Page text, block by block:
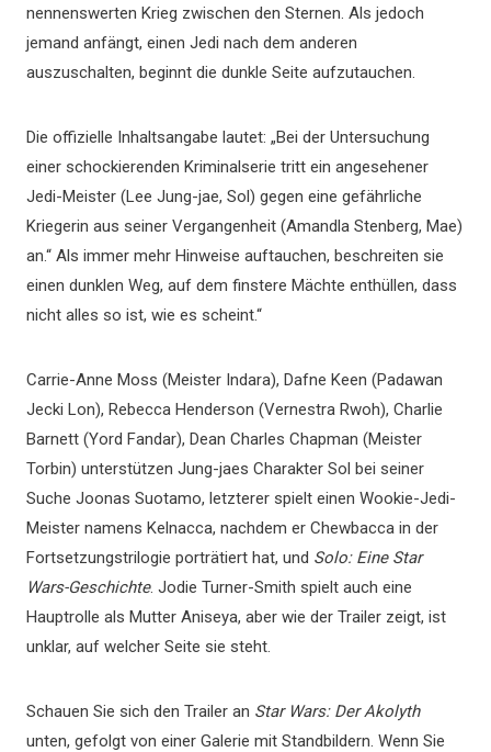
nennenswerten Krieg zwischen den Sternen. Als jedoch
jemand anfängt, einen Jedi nach dem anderen
auszuschalten, beginnt die dunkle Seite aufzutauchen.
Die offizielle Inhaltsangabe lautet: „Bei der Untersuchung
einer schockierenden Kriminalserie tritt ein angesehener
Jedi-Meister (Lee Jung-jae, Sol) gegen eine gefährliche
Kriegerin aus seiner Vergangenheit (Amandla Stenberg, Mae)
an.“ Als immer mehr Hinweise auftauchen, beschreiten sie
einen dunklen Weg, auf dem finstere Mächte enthüllen, dass
nicht alles so ist, wie es scheint.“
Carrie-Anne Moss (Meister Indara), Dafne Keen (Padawan
Jecki Lon), Rebecca Henderson (Vernestra Rwoh), Charlie
Barnett (Yord Fandar), Dean Charles Chapman (Meister
Torbin) unterstützen Jung-jaes Charakter Sol bei seiner
Suche Joonas Suotamo, letzterer spielt einen Wookie-Jedi-
Meister namens Kelnacca, nachdem er Chewbacca in der
Fortsetzungstrilogie porträtiert hat, und Solo: Eine Star
Wars-Geschichte. Jodie Turner-Smith spielt auch eine
Hauptrolle als Mutter Aniseya, aber wie der Trailer zeigt, ist
unklar, auf welcher Seite sie steht.
Schauen Sie sich den Trailer an Star Wars: Der Akolyth
unten, gefolgt von einer Galerie mit Standbildern. Wenn Sie